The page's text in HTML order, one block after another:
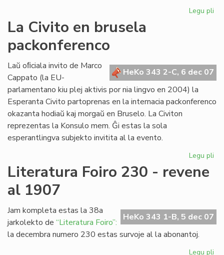
Legu pli
La Civito en brusela
packonferenco
HeKo 343 2-C, 6 dec 07
Laŭ oﬁciala invito de Marco
Cappato (la EU-
parlamentano kiu plej aktivis por nia lingvo en 2004) la
Esperanta Civito partoprenas en la internacia packonferenco
okazanta hodiaŭ kaj morgaŭ en Bruselo. La Civiton
reprezentas la Konsulo mem. Ĝi estas la sola
esperantlingva subjekto invitita al la evento.
Legu pli
Literatura Foiro 230 - revene
al 1907
HeKo 343 1-B, 5 dec 07
Jam kompleta estas la 38a
jarkolekto de “Literatura Foiro”:
la decembra numero 230 estas survoje al la abonantoj.
Legu pli